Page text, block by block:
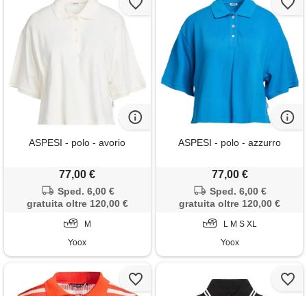
ASPESI - polo - avorio
77,00 €
Sped. 6,00 €
gratuita oltre 120,00 €
M
Yoox
ASPESI - polo - azzurro
77,00 €
Sped. 6,00 €
gratuita oltre 120,00 €
L M S XL
Yoox